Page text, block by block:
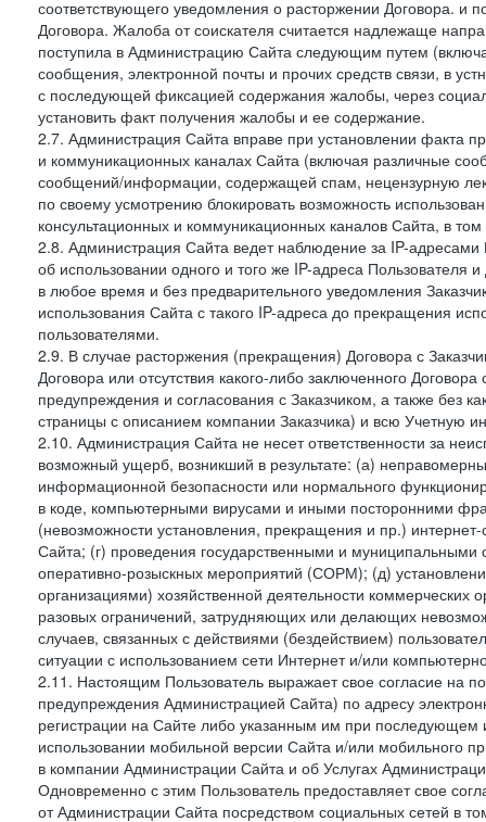
соответствующего уведомления о расторжении Договора. и
Договора. Жалоба от соискателя считается надлежаще
поступила в Администрацию Сайта следующим путем
сообщения, электронной почты и прочих средств связи, в
с последующей фиксацией содержания жалобы, через
установить факт получения жалобы и ее содержание.
2.7. Администрация Сайта вправе при установлении факта
и коммуникационных каналах Сайта (включая различные
сообщений/информации, содержащей спам, нецензурную
по своему усмотрению блокировать возможность
консультационных и коммуникационных каналов Сайта, в
2.8. Администрация Сайта ведет наблюдение за IP-
об использовании одного и того же IP-адреса Пользователя
в любое время и без предварительного уведомления
использования Сайта с такого IP-адреса до прекращения
пользователями.
2.9. В случае расторжения (прекращения) Договора с
Договора или отсутствия какого-либо заключенного
предупреждения и согласования с Заказчиком, а также без
страницы с описанием компании Заказчика) и всю Учетную
2.10. Администрация Сайта не несет ответственности за
возможный ущерб, возникший в результате: (а)
информационной безопасности или нормального
в коде, компьютерными вирусами и иными посторонними
(невозможности установления, прекращения и пр.)
Сайта; (г) проведения государственными и
оперативно-розыскных мероприятий (СОРМ); (д)
организациями) хозяйственной деятельности коммерческих
разовых ограничений, затрудняющих или делающих
случаев, связанных с действиями (бездействием)
ситуации с использованием сети Интернет и/или
2.11. Настоящим Пользователь выражает свое согласие на
предупреждения Администрацией Сайта) по адресу
регистрации на Сайте либо указанным им при
использовании мобильной версии Сайта и/или мобильного
в компании Администрации Сайта и об Услугах
Одновременно с этим Пользователь предоставляет свое
от Администрации Сайта посредством социальных сетей в